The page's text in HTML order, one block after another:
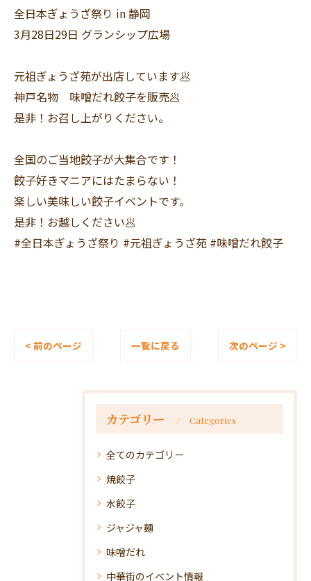
全日本ぎょうざ祭り in 静岡
3月28日29日 グランシップ広場
元祖ぎょうざ苑が出店しています🥟
神戸名物 味噌だれ餃子を販売🥟
是非！お召し上がりください。
全国のご当地餃子が大集合です！
餃子好きマニアにはたまらない！
楽しい美味しい餃子イベントです。
是非！お越しください🥟
#全日本ぎょうざ祭り #元祖ぎょうざ苑 #味噌だれ餃子
< 前のページ 一覧に戻る 次のページ >
カテゴリー Categories
全てのカテゴリー
焼餃子
水餃子
ジャジャ麺
味噌だれ
中華街のイベント情報